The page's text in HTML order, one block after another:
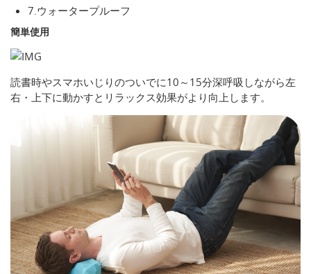
7.ウォータープルーフ
簡単使用
読書時やスマホいじりのついでに10～15分深呼吸しながら左
右・上下に動かすとリラックス効果がより向上します。